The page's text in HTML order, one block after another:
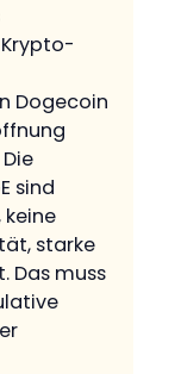
Dogecoin
sind
starke
Das muss